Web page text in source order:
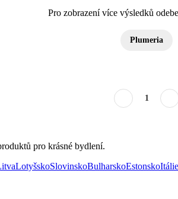
Pro zobrazení více výsledků
Plumeria
1
pro krásné bydlení.
LotyšskoSlovinskoBulharskoEstonskoItálie